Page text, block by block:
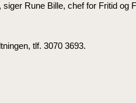
Rune Bille, chef for Fritid og
tlf. 3070 3693.